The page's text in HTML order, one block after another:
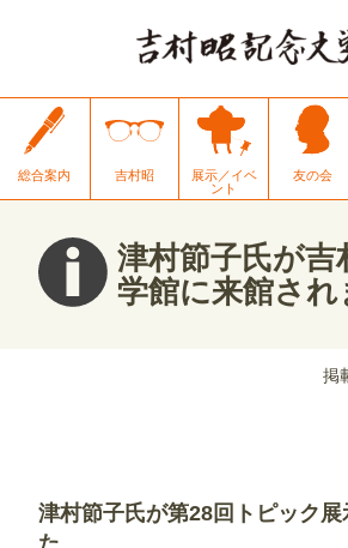
総合案内 吉村昭
展示／イベ
ント
友の会
津村節子氏が吉
学館に来館され
掲
津村節子氏が第28回トピック
た